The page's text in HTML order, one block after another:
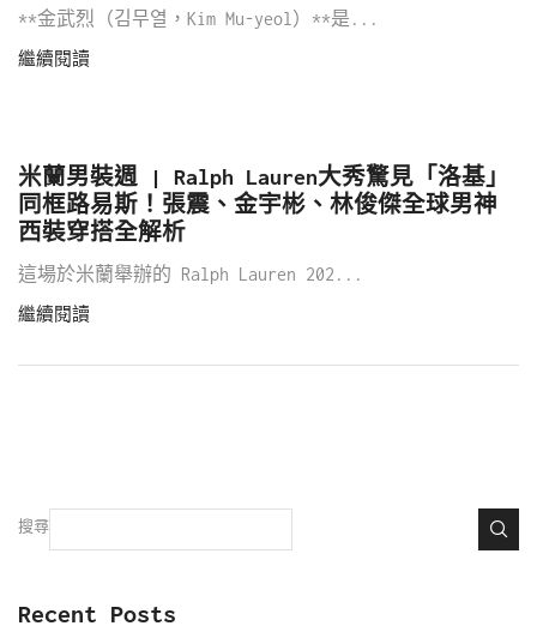
**金武烈（김무열，Kim Mu-yeol）**是...
繼續閱讀
米蘭男裝週 | Ralph Lauren大秀驚見「洛基」
同框路易斯！張震、金宇彬、林俊傑全球男神
西裝穿搭全解析
這場於米蘭舉辦的 Ralph Lauren 202...
繼續閱讀
搜尋
Recent Posts